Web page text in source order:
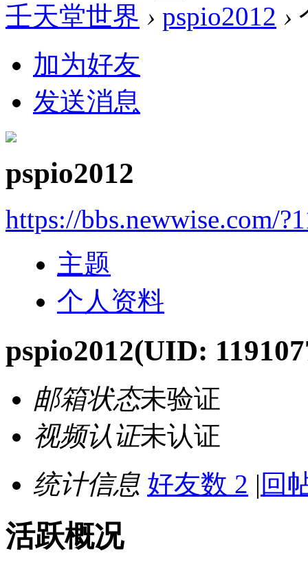
壬天堂世界 › pspio2012 ›
加为好友
发送消息
pspio2012
https://bbs.newwise.com/
主题
个人资料
pspio2012(UID:
邮箱状态未验证
视频认证未认证
统计信息 好友数 2 | 回
活跃概况